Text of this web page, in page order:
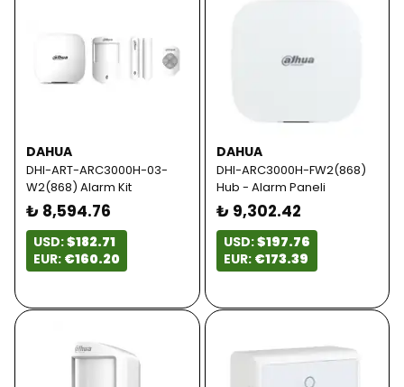
DAHUA
DHI-ART-ARC3000H-03-
W2(868) Alarm Kit
₺ 8,594.76
USD:$182.71
EUR: €160.20
DAHUA
DHI-ARC3000H-FW2(868)
Hub - Alarm Paneli
₺ 9,302.42
USD:$197.76
EUR: €173.39